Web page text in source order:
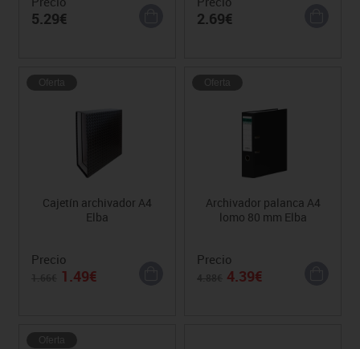
5.29€ 2.69€
Oferta
Cajetín archivador A4
Elba
Precio
1.49€
Oferta
Archivador palanca A4
lomo 80 mm Elba
Precio
4.39€
Oferta